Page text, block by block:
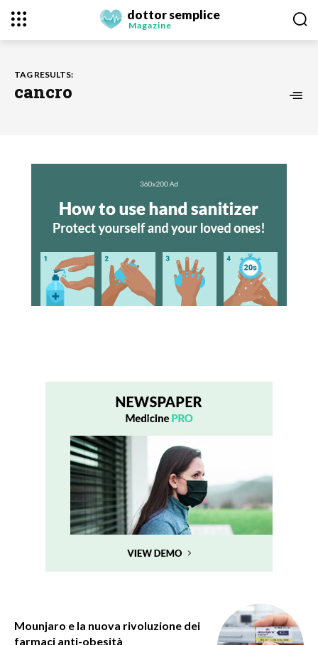
dottor semplice
Magazine
TAG RESULTS:
cancro
Mounjaro e la nuova rivoluzione dei
farmaci anti-obesità